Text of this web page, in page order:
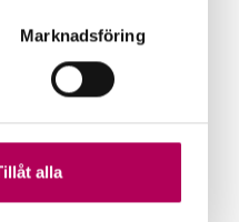
Marknadsföring
alla